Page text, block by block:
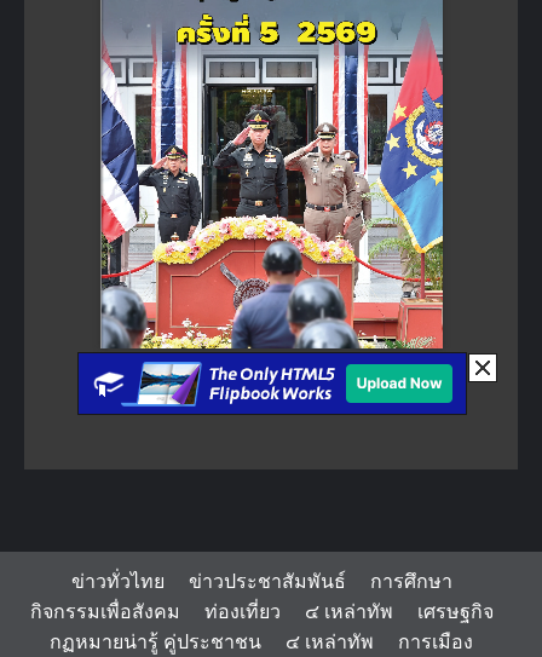
ข่าวทั่วไทย ข่าวประชาสัมพันธ์
การศึกษา
กิจกรรมเพื่อสังคม
ท่องเที่ยว ๔ เหล่าทัพ
เศรษฐกิจ
กฏหมายน่ารู้ คู่ประชาชน
๔ เหล่าทัพ การเมือง